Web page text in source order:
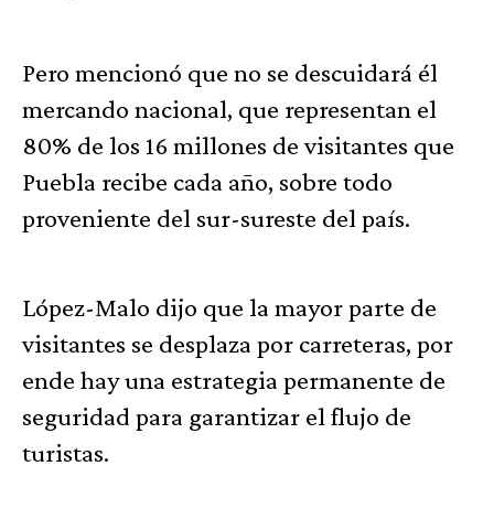
Pero mencionó que no se descuidará él
mercando nacional, que representan el
80% de los 16 millones de visitantes que
Puebla recibe cada año, sobre todo
proveniente del sur-sureste del país.
López-Malo dijo que la mayor parte de
visitantes se desplaza por carreteras, por
ende hay una estrategia permanente de
seguridad para garantizar el flujo de
turistas.